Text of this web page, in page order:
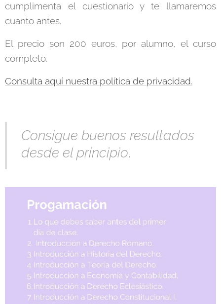
cumplimenta el cuestionario y te llamaremos
cuanto antes.
El precio son 200 euros, por alumno, el curso
completo.
Consulta aquí nuestra política de privacidad.
Consigue buenos resultados
desde el principio.